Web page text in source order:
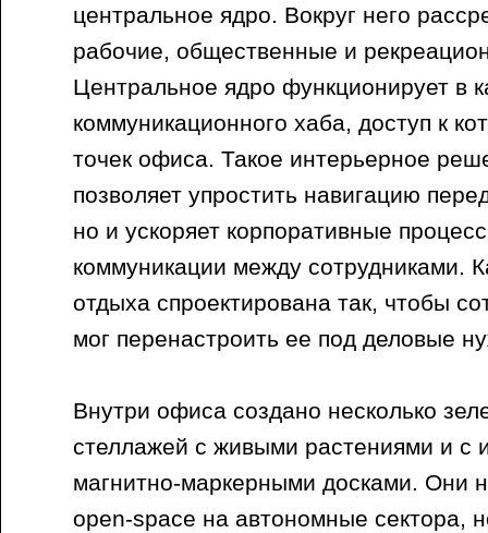
центральное ядро. Вокруг него
рабочие, общественные и
Центральное ядро функционирует в
коммуникационного хаба, доступ к
точек офиса. Такое интерьерное
позволяет упростить навигацию
но и ускоряет корпоративные
коммуникации между сотрудниками.
отдыха спроектирована так, чтобы
мог перенастроить ее под деловые
Внутри офиса создано несколько
стеллажей с живыми растениями и с
магнитно-маркерными досками. Они
open-space на автономные сектора,